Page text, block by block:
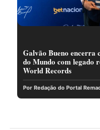
Galvão Bueno encerra
do Mundo com legado
World Records
Por Redação do Portal